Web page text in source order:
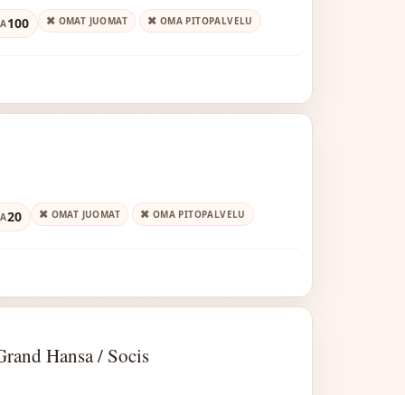
100 OMAT JUOMAT OMA PITOPALVELU
20 OMAT JUOMAT OMA PITOPALVELU
Hansa / Socis